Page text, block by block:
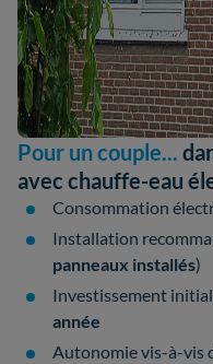
Pour un couple...
avec chauffe-eau
Consommation
Installation
panneaux installés)
Investissement
année
Autonomie vis-à-vis